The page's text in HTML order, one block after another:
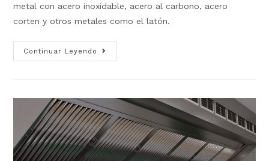
metal con acero inoxidable, acero al carbono, acero
corten y otros metales como el latón.
Continuar Leyendo